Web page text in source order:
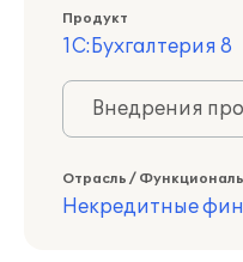
Продукт
1С:Бухгалтерия 8
Внедрения
Отрасль /
Некредитные